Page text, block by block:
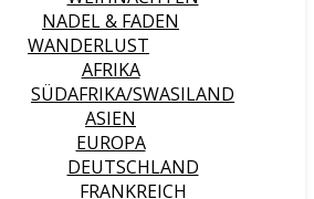
NADEL & FADEN
WANDERLUST
AFRIKA
SÜDAFRIKA/SWASILAND
ASIEN
EUROPA
DEUTSCHLAND
FRANKREICH